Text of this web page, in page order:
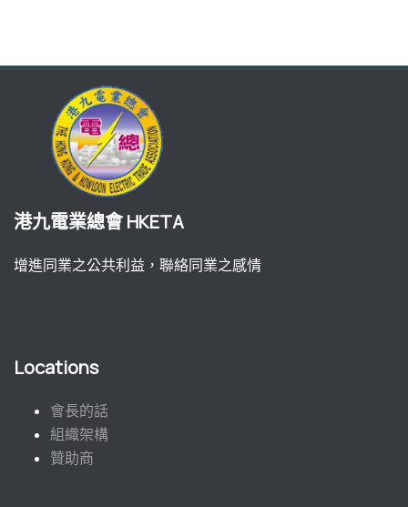
港九電業總會 HKETA
增進同業之公共利益，聯絡同業之感情
Locations
會長的話
組織架構
贊助商